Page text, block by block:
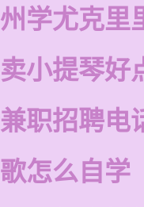
学尤克里
小提琴好
职招聘电
怎么自学